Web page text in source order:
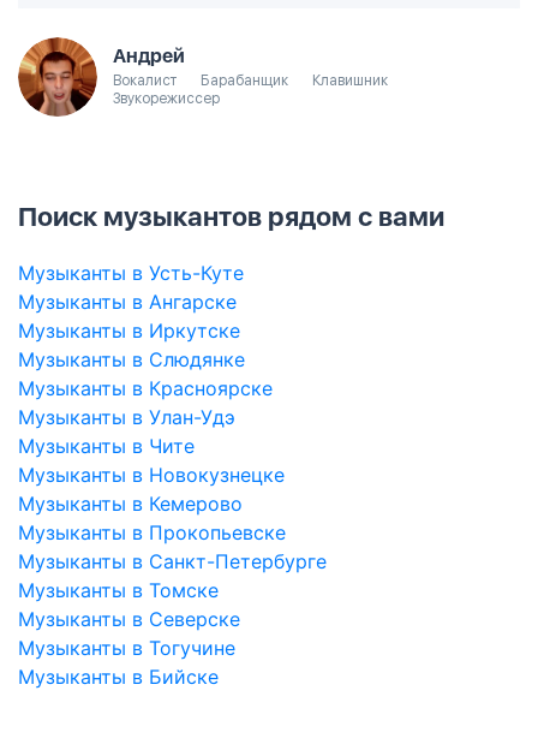
Андрей
Вокалист Барабанщик
Клавишник
Звукорежиссер
Поиск музыкантов рядом с вами
Музыканты в Усть-Куте
Музыканты в Ангарске
Музыканты в Иркутске
Музыканты в Слюдянке
Музыканты в Красноярске
Музыканты в Улан-Удэ
Музыканты в Чите
Музыканты в Новокузнецке
Музыканты в Кемерово
Музыканты в Прокопьевске
Музыканты в Санкт-Петербурге
Музыканты в Томске
Музыканты в Северске
Музыканты в Тогучине
Музыканты в Бийске